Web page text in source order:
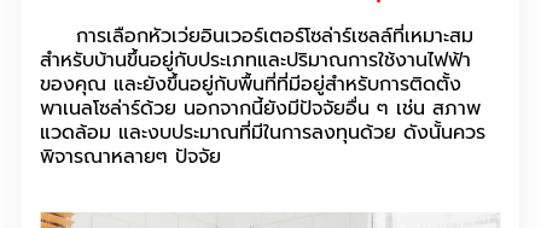
การเลือกหัวเว่ยอินเวอร์เตอร์โซล่าร์เซลล์ที่เหมาะสม
สำหรับบ้านขึ้นอยู่กับประเภทและปริมาณการใช้งานไฟฟ้า
ของคุณ และยังขึ้นอยู่กับพื้นที่ที่มีอยู่สำหรับการติดตั้ง
พาเนลโซล่าร์ด้วย นอกจากนี้ยังมีปัจจัยอื่น ๆ เช่น สภาพ
แวดล้อม และงบประมาณที่มีในการลงทุนด้วย ดังนั้นควร
พิจารณาหลายๆ ปัจจัย